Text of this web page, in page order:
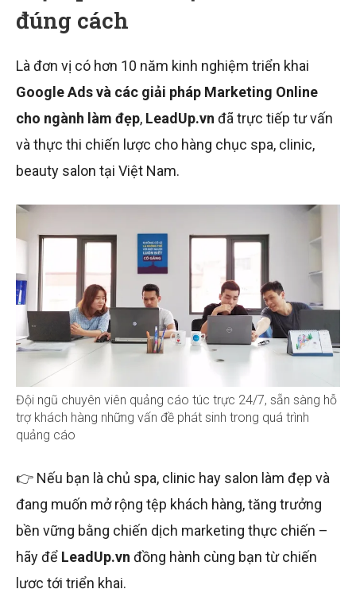
đúng cách
Là đơn vị có hơn 10 năm kinh nghiệm triển khai
Google Ads và các giải pháp Marketing Online
cho ngành làm đẹp, LeadUp.vn đã trực tiếp tư vấn
và thực thi chiến lược cho hàng chục spa, clinic,
beauty salon tại Việt Nam.
Đội ngũ chuyên viên quảng cáo túc trực 24/7, sẵn sàng hỗ
trợ khách hàng những vấn đề phát sinh trong quá trình
quảng cáo
👉 Nếu bạn là chủ spa, clinic hay salon làm đẹp và
đang muốn mở rộng tệp khách hàng, tăng trưởng
bền vững bằng chiến dịch marketing thực chiến –
hãy để LeadUp.vn đồng hành cùng bạn từ chiến
lược tới triển khai.